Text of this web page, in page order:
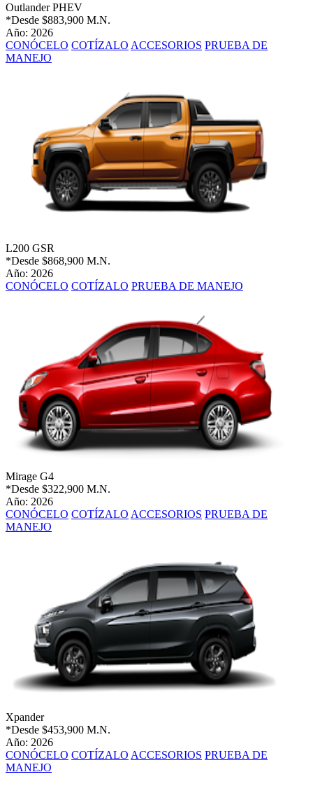
Outlander PHEV
*Desde $883,900 M.N.
Año: 2026
CONÓCELO COTÍZALO ACCESORIOS PRUEBA DE
MANEJO
L200 GSR
*Desde $868,900 M.N.
Año: 2026
CONÓCELO COTÍZALO PRUEBA DE MANEJO
Mirage G4
*Desde $322,900 M.N.
Año: 2026
CONÓCELO COTÍZALO ACCESORIOS PRUEBA DE
MANEJO
Xpander
*Desde $453,900 M.N.
Año: 2026
CONÓCELO COTÍZALO ACCESORIOS PRUEBA DE
MANEJO